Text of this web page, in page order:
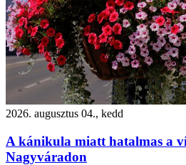
2026. augusztus 04., kedd
A kánikula miatt hatalmas a
Nagyváradon